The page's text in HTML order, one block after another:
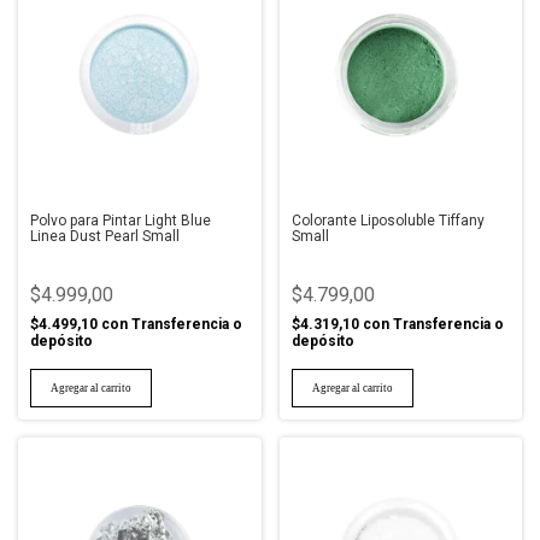
Polvo para Pintar Light Blue
Linea Dust Pearl Small
$4.999,00
$4.499,10 con Transferencia o
depósito
Colorante Liposoluble Tiffany
Small
$4.799,00
$4.319,10 con Transferencia o
depósito